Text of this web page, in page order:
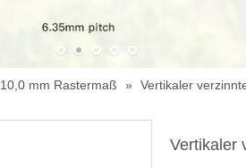
10,0 mm Rastermaß » Vertikaler
Vertikaler